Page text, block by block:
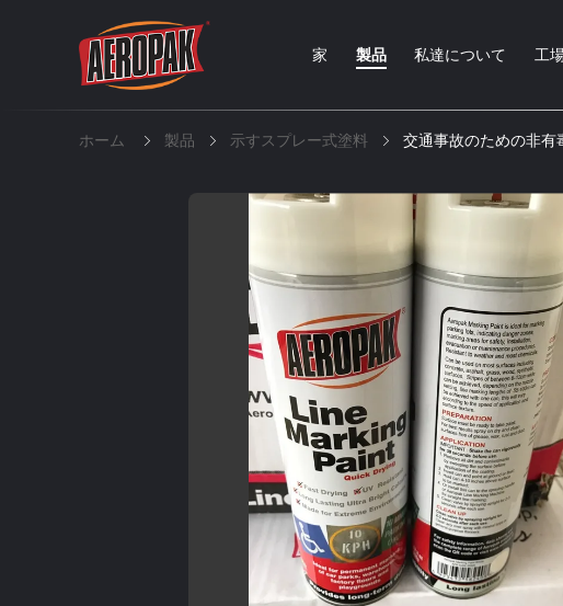
家 製品 私達について 工
ホーム 製品 示すスプレー式塗料 交通事故のための非